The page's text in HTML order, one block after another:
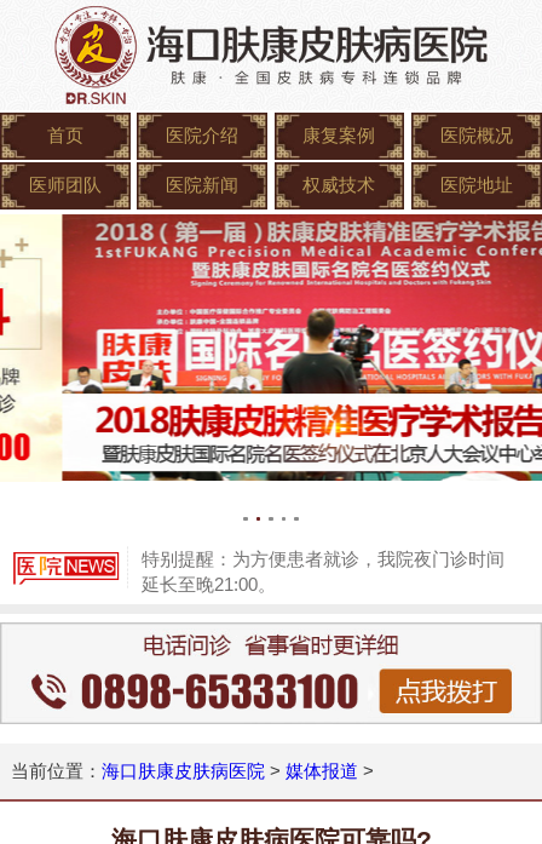
首页 医院介绍 康复案例 医院概况
医师团队 医院新闻 权威技术 医院地址
特别提醒：为方便患者就诊，我院夜门诊时间
延长至晚21:00。
当前位置： 海口肤康皮肤病医院 > 媒体报道 >